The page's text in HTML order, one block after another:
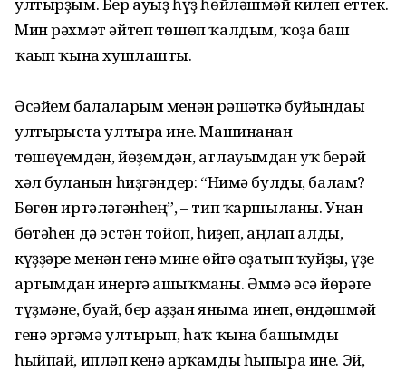
Мин рәхмәт әйтеп төшөп ҡалдым, ҡоҙа баш
ҡағып ҡына хушлашты.
Әсәйем балаларым менән рәшәткә буйындағы
ултырғыста ултыра ине. Машинанан
төшөүемдән, йөҙөмдән, атлауымдан уҡ берәй
хәл булғанын һиҙгәндер: “Нимә булды, балам?
Бөгөн иртәлә­гәнһең”, – тип ҡаршы­ланы. Унан
бөтәһен дә эстән тойоп, һи­ҙеп, аңлап алды,
күҙҙәре менән ге­нә мине өйгә оҙа­тып ҡуйҙы, үҙе
артымдан инергә ашыҡ­маны. Әммә әсә йөрәге
түҙмәне, буғай, бер аҙҙан яныма инеп, өндәшмәй
генә эргәмә ултырып, һаҡ ҡына башымды
һыйпай, ипләп кенә арҡамды һыпыра ине. Эй,